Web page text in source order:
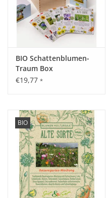
BIO Schattenblumen-
Traum Box
€19,77 *
BIO